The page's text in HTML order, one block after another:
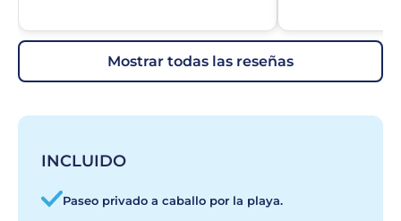
mostrar todas las reseñas
INCLUIDO
Paseo privado a caballo por la playa.